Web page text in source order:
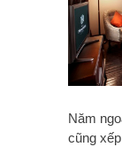
Năm
cũng